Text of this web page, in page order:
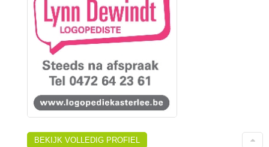
BEKIJK VOLLEDIG PROFIEL